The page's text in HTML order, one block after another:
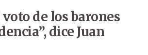
de los barones
dice Juan